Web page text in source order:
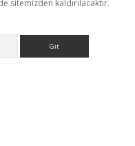
sitemizden kaldırılacaktır.